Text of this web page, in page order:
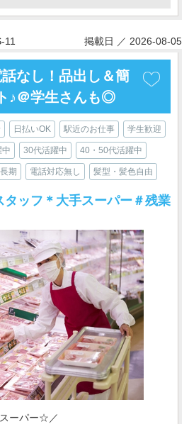
11 掲載日 ／ 2026-08-05
話なし！品出し＆簡
♪＠学生さんも◎
日払いOK 駅近のお仕事 学生歓迎
30代活躍中 40・50代活躍中
長期 電話対応無し 髪型・髪色自由
タッフ＊大手スーパー＃残業
ーパー☆／